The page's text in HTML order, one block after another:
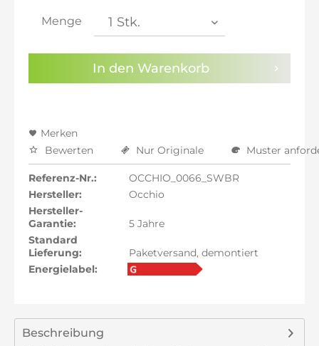
Sie haben dieDatenschutzbestimmungenzur
Kenntnis genommen.
inkl. 21% MwSt.: 4.250,25 €
inkl. 22% MwSt.: 4.285,38 €
Menge
In den Warenkorb
Merken
Bewerten
Nur Originale Muster
Referenz-Nr.:
OCCHIO_0066_SWBR
Hersteller:
Occhio
Hersteller-
Garantie:
5 Jahre
Standard
Lieferung:
Paketversand, demontiert
Energielabel:
Beschreibung